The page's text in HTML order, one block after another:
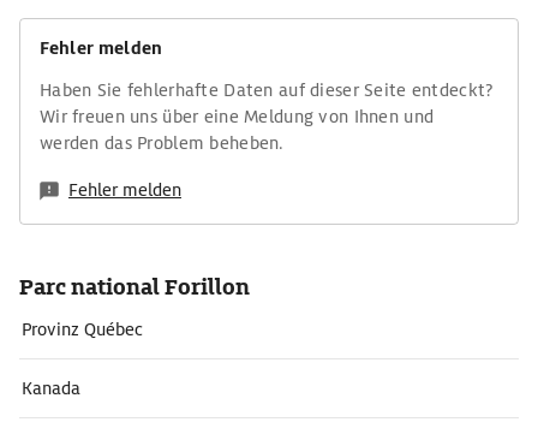
Fehler melden
Haben Sie fehlerhafte Daten auf dieser Seite entdeckt?
Wir freuen uns über eine Meldung von Ihnen und
werden das Problem beheben.
Fehler melden
Parc national Forillon
Provinz Québec
Kanada